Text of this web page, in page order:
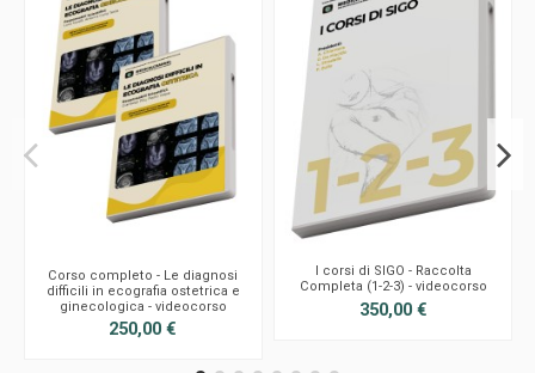
Corso completo - Le diagnosi
difficili in ecografia ostetrica e
ginecologica - videocorso
250,00 €
I corsi di SIGO - Raccolta
Completa (1-2-3) - videocorso
350,00 €